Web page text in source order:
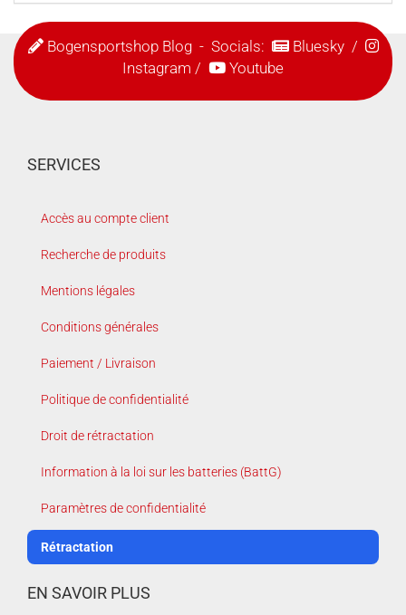
Bogensportshop Blog- Socials: Bluesky/
Instagram / Youtube
SERVICES
Accès au compte client
Recherche de produits
Mentions légales
Conditions générales
Paiement / Livraison
Politique de confidentialité
Droit de rétractation
Information à la loi sur les batteries (BattG)
Paramètres de confidentialité
Rétractation
EN SAVOIR PLUS